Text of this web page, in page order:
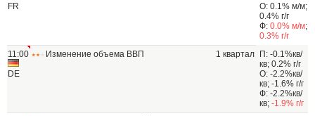
FR
О: 0.1% м/м;
0.4% г/г
Ф: 0.0% м/м;
0.3% г/г
11:00
DE
Изменение объема ВВП 1 квартал
П: -0.1%кв/
кв; 0.2% г/г
О: -2.2%кв/
кв; -1.6% г/г
Ф: -2.2%кв/
кв; -1.9% г/г